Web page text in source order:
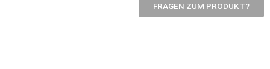
FRAGEN ZUM PRODUKT?